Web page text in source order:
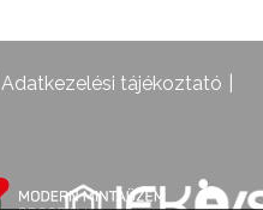
Adatkezelési tájékoztató